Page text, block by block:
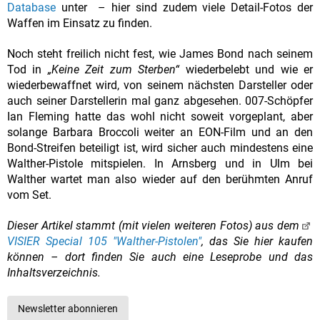
Database unter
– hier sind zudem viele Detail-Fotos der
Waffen im Einsatz zu finden.
Noch steht freilich nicht fest, wie James Bond nach seinem
Tod in „Keine Zeit zum Sterben“ wiederbelebt und wie er
wiederbewaffnet wird, von seinem nächsten Darsteller oder
auch seiner Darstellerin mal ganz abgesehen. 007-Schöpfer
Ian Fleming hatte das wohl nicht soweit vorgeplant, aber
solange Barbara Broccoli weiter an EON-Film und an den
Bond-Streifen beteiligt ist, wird sicher auch mindestens eine
Walther-Pistole mitspielen. In Arnsberg und in Ulm bei
Walther wartet man also wieder auf den berühmten Anruf
vom Set.
Dieser Artikel stammt (mit vielen weiteren Fotos) aus dem
VISIER Special 105 "Walther-Pistolen", das Sie hier kaufen
können – dort finden Sie auch eine Leseprobe und das
Inhaltsverzeichnis.
Newsletter abonnieren